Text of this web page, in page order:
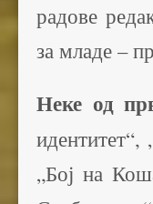
радове
за младе –
Неке од
„Бој на